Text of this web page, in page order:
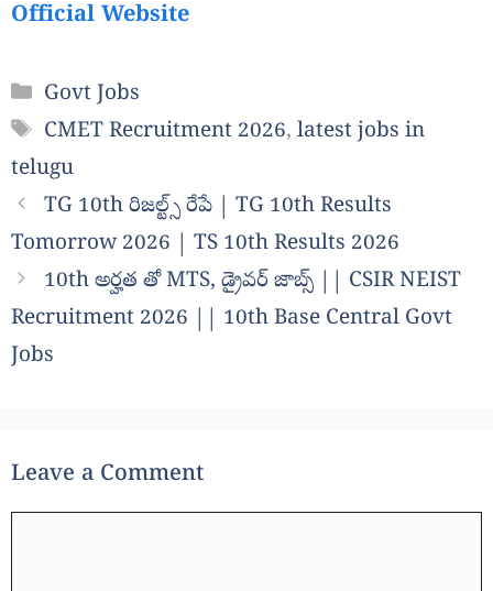
Official Website
Categories
Govt Jobs
Tags
CMET Recruitment 2026,latest jobs in
telugu
TG 10th రిజల్ట్స్ రేపే | TG 10th Results
Tomorrow 2026 | TS 10th Results 2026
10th అర్హత తో MTS, డ్రైవర్ జాబ్స్ || CSIR NEIST
Recruitment 2026 || 10th Base Central Govt
Jobs
Leave a Comment